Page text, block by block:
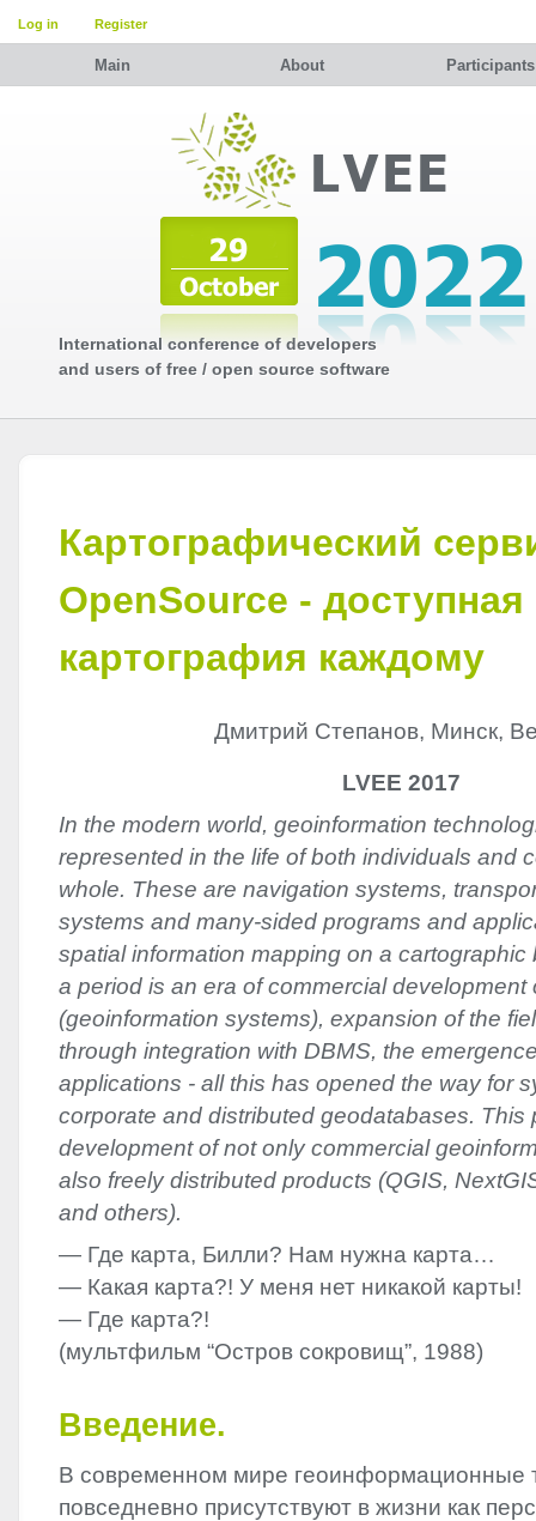
Log in Register
Main About Participants
International conference of developers
and users of free / open source software
Картографический
OpenSource - доступная
картография каждому
Дмитрий Степанов, Минск,
LVEE 2017
In the modern world, geoinformation
represented in the life of both individuals and
whole. These are navigation systems,
systems and many-sided programs and
spatial information mapping on a cartographic
a period is an era of commercial development
(geoinformation systems), expansion of the
through integration with DBMS, the
applications - all this has opened the way for
corporate and distributed geodatabases. This
development of not only commercial
also freely distributed products (QGIS,
and others).
— Где карта, Билли? Нам нужна карта…
— Какая карта?! У меня нет никакой карты!
— Где карта?!
(мультфильм “Остров сокровищ”, 1988)
Введение.
В современном мире геоинформационные
повседневно присутствуют в жизни как